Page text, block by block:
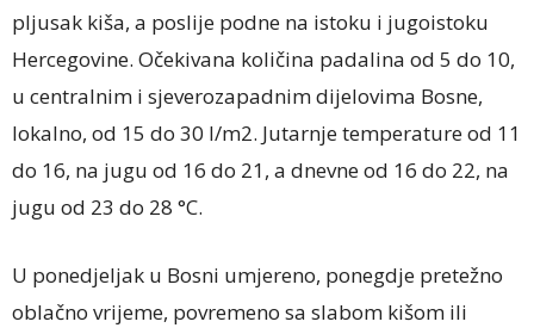
pljusak kiša, a poslije podne na istoku i jugoistoku
Hercegovine. Očekivana količina padalina od 5 do 10,
u centralnim i sjeverozapadnim dijelovima Bosne,
lokalno, od 15 do 30 l/m2. Jutarnje temperature od 11
do 16, na jugu od 16 do 21, a dnevne od 16 do 22, na
jugu od 23 do 28 °C.
U ponedjeljak u Bosni umjereno, ponegdje pretežno
oblačno vrijeme, povremeno sa slabom kišom ili